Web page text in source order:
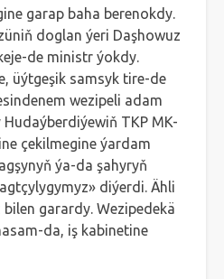
garap baha berenokdy.
doglan ýeri Daşhowuz
de ministr ýokdy.
üýtgeşik samsyk tire-de
wezipeli adam
TKP MK-
çekilmegine ýardam
ýa-da şahyryň
diýerdi. Ähli
garardy. Wezipedekä
da, iş kabinetine